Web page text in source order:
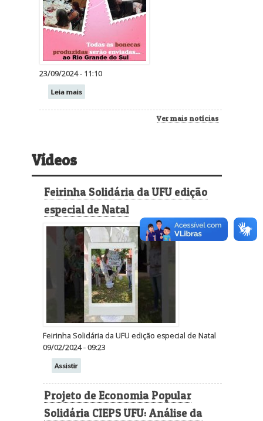
23/09/2024 - 11:10
Leia mais
Ver mais notícias
Vídeos
Feirinha Solidária da UFU edição
especial de Natal
Feirinha Solidária da UFU edição especial de Natal
09/02/2024 - 09:23
Assistir
Projeto de Economia Popular
Solidária CIEPS UFU: Análise da